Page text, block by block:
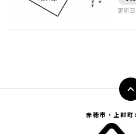
更新
赤穂市・上郡町